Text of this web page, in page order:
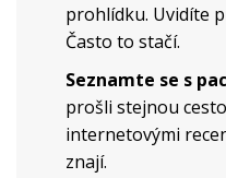
prohlídku. Uvidíte
Často to stačí.
Seznamte se s
prošli stejnou
internetovými
znají.